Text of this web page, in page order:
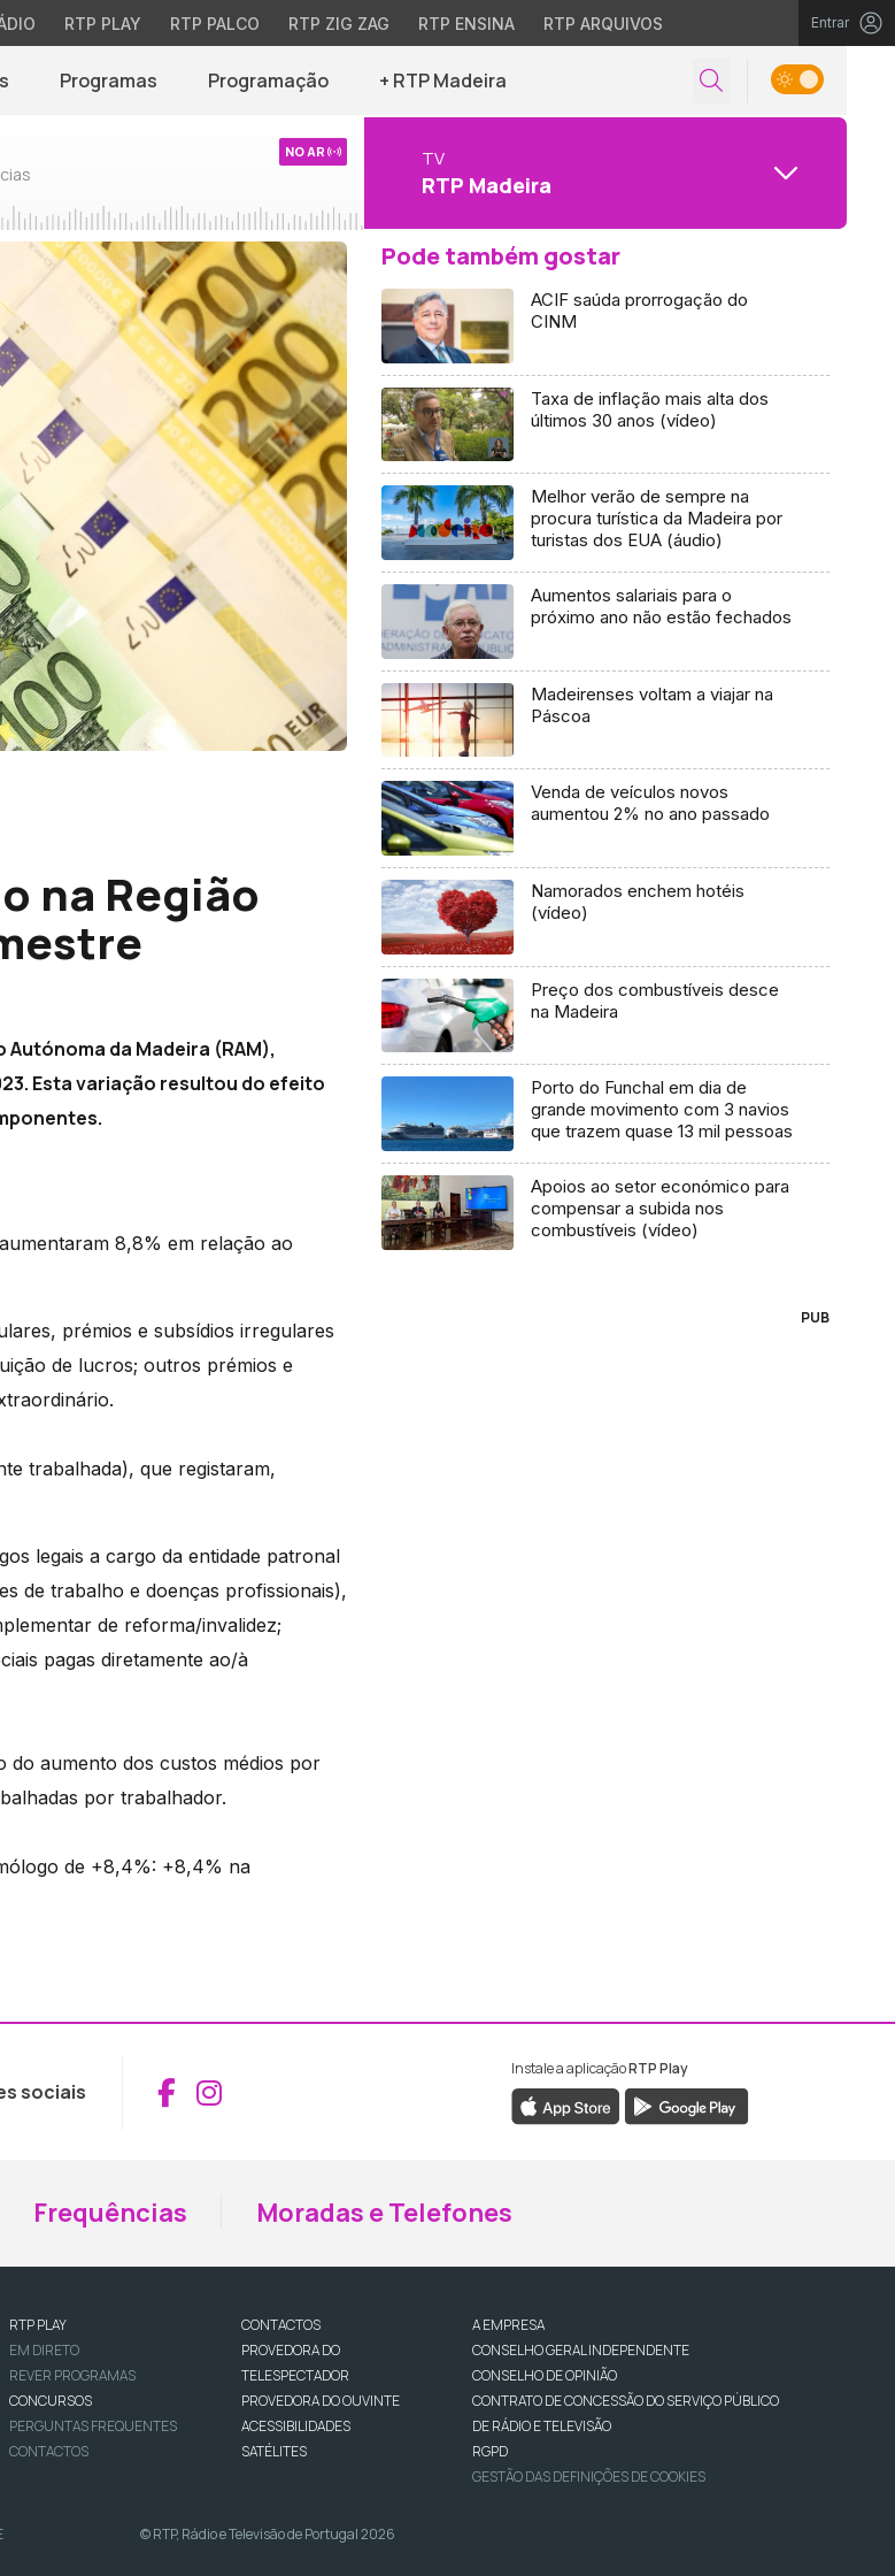
RTP PLAY RTP PALCO RTP ZIG ZAG RTP ENSINA RTP ARQUIVOS Entrar
Programas Programação + RTP Madeira
NO AR TV
RTP Madeira
na Região
Autónoma da Madeira (RAM),
Esta variação resultou do efeito
8,8% em relação ao
prémios e subsídios irregulares
de lucros; outros prémios e
trabalhada), que registaram,
legais a cargo da entidade patronal
de trabalho e doenças profissionais),
de reforma/invalidez;
pagas diretamente ao/à
do aumento dos custos médios por
por trabalhador.
de +8,4%: +8,4% na
Pode também gostar
ACIF saúda prorrogação do
CINM
Taxa de inflação mais alta dos
últimos 30 anos (vídeo)
Melhor verão de sempre na
procura turística da Madeira por
turistas dos EUA (áudio)
Aumentos salariais para o
próximo ano não estão fechados
Madeirenses voltam a viajar na
Páscoa
Venda de veículos novos
aumentou 2% no ano passado
Namorados enchem hotéis
(vídeo)
Preço dos combustíveis desce
na Madeira
Porto do Funchal em dia de
grande movimento com 3 navios
que trazem quase 13 mil pessoas
Apoios ao setor económico para
compensar a subida nos
combustíveis (vídeo)
PUB
sociais Aceder ao Facebook da RTP Madeira
Aceder ao Instagram da RTP Madeira
Instale a aplicaçãoRTP Play
Frequências Moradas e Telefones
RTP PLAY
EM DIRETO
REVER PROGRAMAS
CONCURSOS
PERGUNTAS FREQUENTES
CONTACTOS
CONTACTOS
PROVEDORA DO
TELESPECTADOR
PROVEDORA DO OUVINTE
ACESSIBILIDADES
SATÉLITES
A EMPRESA
CONSELHO GERAL INDEPENDENTE
CONSELHO DE OPINIÃO
CONTRATO DE CONCESSÃO DO SERVIÇO PÚBLICO
DE RÁDIO E TELEVISÃO
RGPD
GESTÃO DAS DEFINIÇÕES DE COOKIES
© RTP, Rádio e Televisão de Portugal 2026